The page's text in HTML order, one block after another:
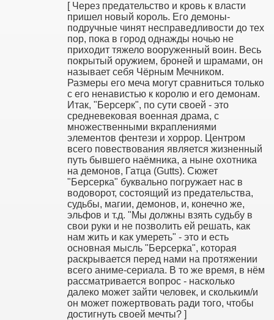
[ Через предательство и кровь к власти
пришел новый король. Его демоны-
подручные чинят несправедливости до тех
пор, пока в город однажды ночью не
приходит тяжело вооруженный воин. Весь
покрытый оружием, броней и шрамами, он
называет себя Чёрным Мечником.
Размеры его меча могут сравниться только
с его ненавистью к королю и его демонам.
Итак, "Берсерк", по сути своей - это
средневековая военная драма, с
множественными вкраплениями
элементов фентези и хоррор. Центром
всего повествования является жизненный
путь бывшего наёмника, а ныне охотника
на демонов, Гатца (Gutts). Сюжет
"Берсерка" буквально погружает нас в
водоворот, состоящий из предательства,
судьбы, магии, демонов, и, конечно же,
эльфов и т.д. "Мы должны взять судьбу в
свои руки и не позволить ей решать, как
нам жить и как умереть" - это и есть
основная мысль "Берсерка", которая
раскрывается перед нами на протяжении
всего аниме-сериала. В то же время, в нём
рассматривается вопрос - насколько
далеко может зайти человек, и скольким/и
он может пожертвовать ради того, чтобы
достигнуть своей мечты? ]